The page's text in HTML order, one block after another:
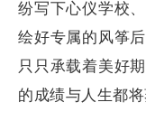
纷写下心仪学校
绘好专属的风筝
只只承载着美好
的成绩与人生都